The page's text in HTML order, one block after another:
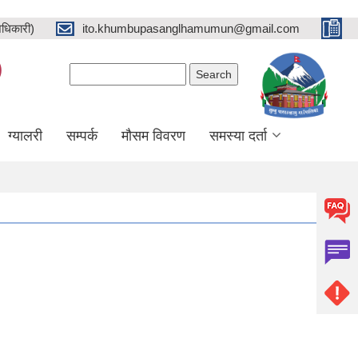
ito.khumbupasanglhamumun@gmail.com
ग्यालरी सम्पर्क मौसम विवरण समस्या दर्ता